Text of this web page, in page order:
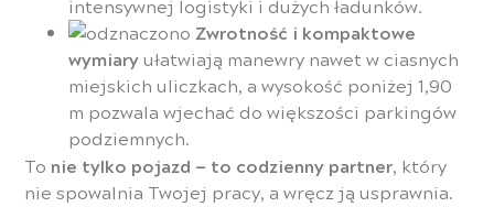
intensywnej logistyki i dużych ładunków.
Zwrotność i kompaktowe
wymiaryułatwiają manewry nawet w ciasnych
miejskich uliczkach, a wysokość poniżej 1,90
m pozwala wjechać do większości parkingów
podziemnych.
To nie tylko pojazd — to codzienny partner, który
nie spowalnia Twojej pracy, a wręcz ją usprawnia.